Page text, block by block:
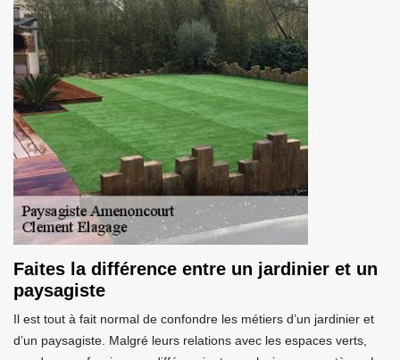
Faites la différence entre un jardinier et un
paysagiste
Il est tout à fait normal de confondre les métiers d’un jardinier et
d’un paysagiste. Malgré leurs relations avec les espaces verts,